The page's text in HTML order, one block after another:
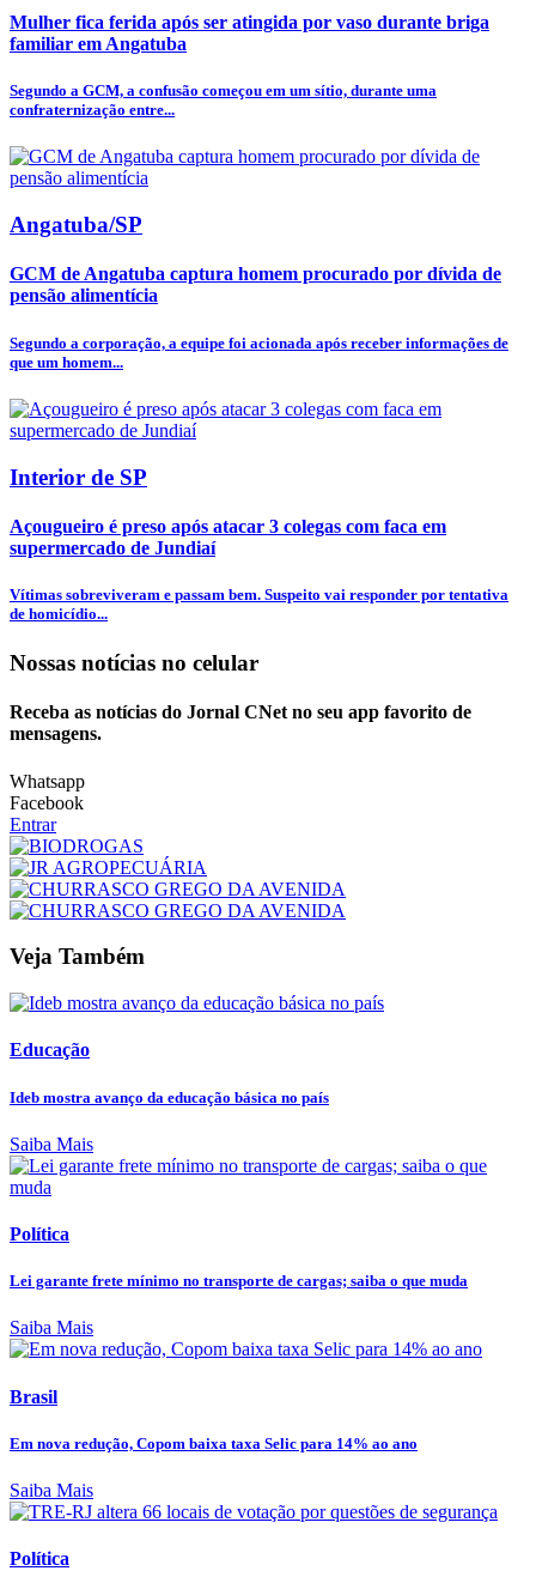
Mulher fica ferida após ser atingida por vaso durante briga
familiar em Angatuba
Segundo a GCM, a confusão começou em um sítio, durante uma
confraternização entre...
Angatuba/SP
GCM de Angatuba captura homem procurado por dívida de
pensão alimentícia
Segundo a corporação, a equipe foi acionada após receber informações de
que um homem...
Interior de SP
Açougueiro é preso após atacar 3 colegas com faca em
supermercado de Jundiaí
Vítimas sobreviveram e passam bem. Suspeito vai responder por tentativa
de homicídio...
Nossas notícias no celular
Receba as notícias do Jornal CNet no seu app favorito de
mensagens.
Whatsapp
Facebook
Entrar
Veja Também
Educação
Ideb mostra avanço da educação básica no país
Saiba Mais
Política
Lei garante frete mínimo no transporte de cargas; saiba o que muda
Saiba Mais
Brasil
Em nova redução, Copom baixa taxa Selic para 14% ao ano
Saiba Mais
Política